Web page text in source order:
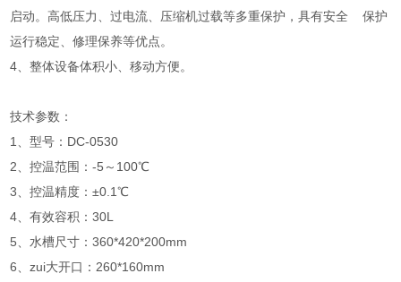
启动。高低压力、过电流、压缩机过载等多重保护，具有安全 保护
运行稳定、修理保养等优点。
4、整体设备体积小、移动方便。
技术参数：
1、型号：DC-0530
2、控温范围：-5～100℃
3、控温精度：±0.1℃
4、有效容积：30L
5、水槽尺寸：360*420*200mm
6、zui大开口：260*160mm